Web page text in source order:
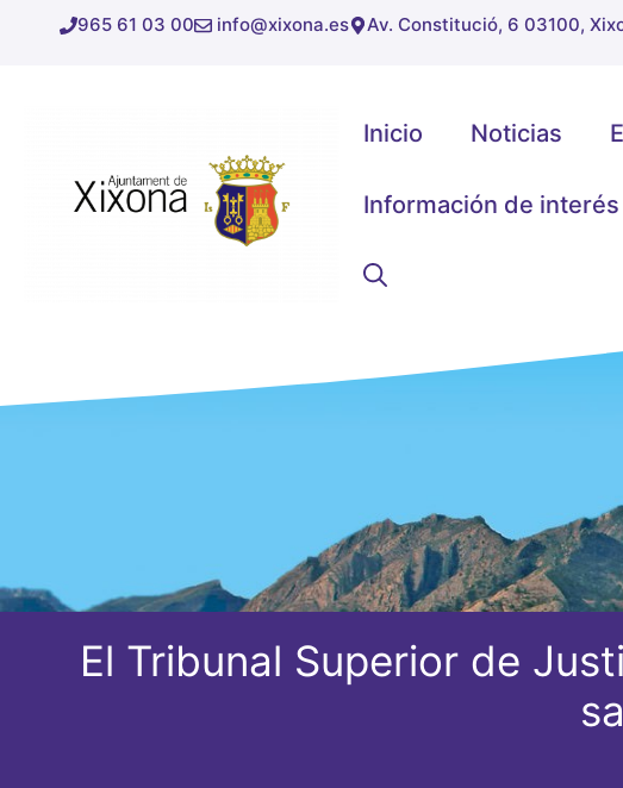
965 61 03 00 info@xixona.es Av. Constitució, 6 03100,
Inicio Noticias
Información de interés
El Tribunal Superior de